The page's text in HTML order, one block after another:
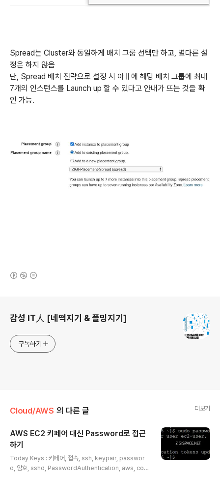
Spread는 Cluster와 동일하게 배치 그룹 선택만 하고, 별다른 설
정은 하지 않음
단, Spread 배치 전략으로 설정 시 아ㅐ에 해당 배치 그룹에 최대
7개의 인스턴스를 Launch up 할 수 있다고 안내가 뜨는 것을 확
인 가능.
감성 IT人 [네떡지기 & 플밍지기]
구독하기
Cloud/AWS 의 다른 글 더보기
AWS EC2 키페어 대신 Password로 접근
하기
Today Keys : 키페어, 접속, ssh, keypair, passwor
d, 암호, sshd, PasswordAuthentication, aws, con